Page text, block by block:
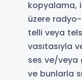
kopyalama,
üzere
telli veya
vasıtasıyla
ses ve/veya
ve bunlarla